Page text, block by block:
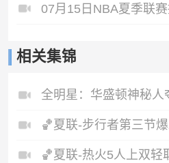
07月15日NBA夏季联
相关集锦